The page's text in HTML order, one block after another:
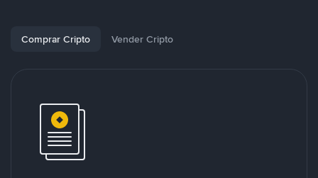
Comprar Cripto Vender Cripto